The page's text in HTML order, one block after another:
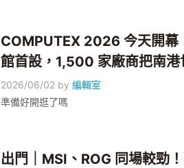
COMPUTEX 2026 今天開幕
館首設，1,500 家廠商把南港
2026/06/02 by編輯室
準備好開逛了嗎
出門｜MSI、ROG 同場較勁